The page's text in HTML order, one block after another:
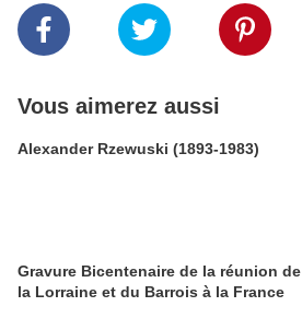
Vous aimerez aussi
Alexander Rzewuski (1893-1983)
Gravure Bicentenaire de la réunion de
la Lorraine et du Barrois à la France